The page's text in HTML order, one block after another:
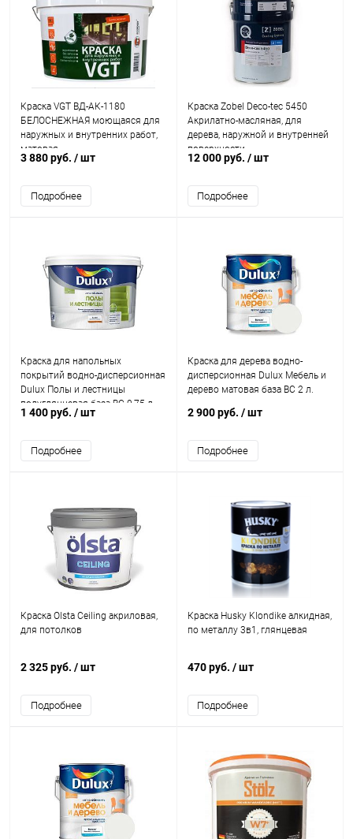
Краска VGT ВД-АК-1180
БЕЛОСНЕЖНАЯ моющаяся для
наружных и внутренних работ,
матовая
3 880 руб. / шт
Подробнее
Краска Zobel Deco-tec 5450
Акрилатно-масляная, для
дерева, наружной и внутренней
поверхности
12 000 руб. / шт
Подробнее
Краска для напольных
покрытий водно-дисперсионная
Dulux Полы и лестницы
полуглянцевая база BC 0,75 л.
1 400 руб. / шт
Подробнее
Краска для дерева водно-
дисперсионная Dulux Мебель и
дерево матовая база BC 2 л.
2 900 руб. / шт
Подробнее
Краска Olsta Ceiling акриловая,
для потолков
2 325 руб. / шт
Подробнее
Краска Husky Klondike алкидная,
по металлу 3в1, глянцевая
470 руб. / шт
Подробнее